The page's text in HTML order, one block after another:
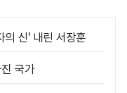
의 신' 내린 서장훈
국가